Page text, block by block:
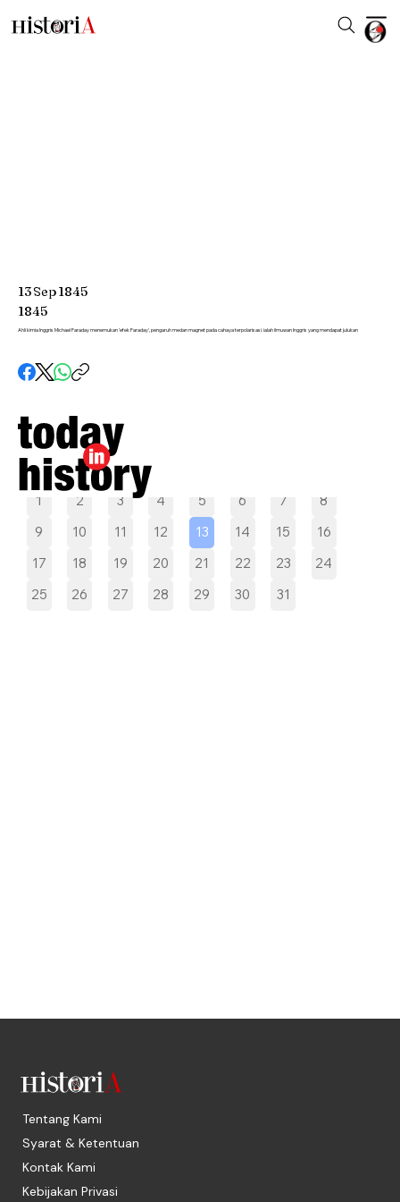
Pilih tanggal
1 2 3 4 5 6 7
8
9
10 11 12 13 14 15
16
17
18 19 20 21 22 23
24
25
26 27 28 29 30 31
13Sep1845
1845
Ahli kimia Inggris Michael Faraday menemukan 'efek Faraday', pengaruh medan magnet pada cahaya terpolarisasi. ialah ilmuwan Inggris yang mendapat julukan
Tentang Kami
Syarat & Ketentuan
Kontak Kami
Kebijakan Privasi